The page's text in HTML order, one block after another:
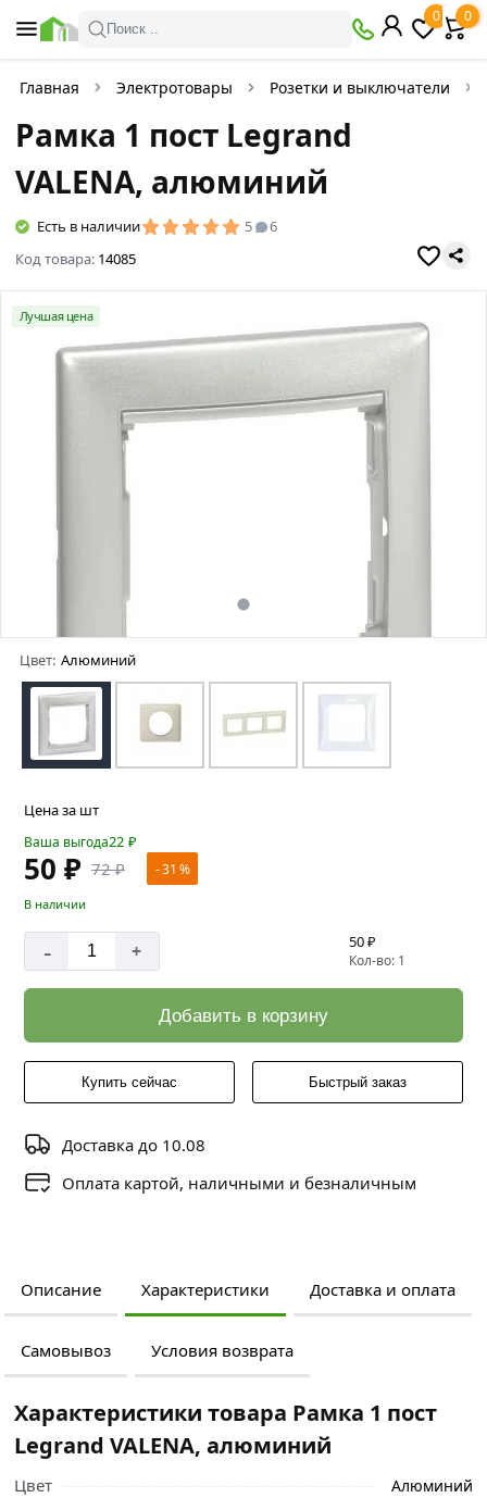
Поиск ..
0 0
Главная Электротовары Розетки и выключатели
Рамка 1 пост Legrand
VALENA, алюминий
Есть в наличии 5
6
Код товара: 14085
Лучшая цена
Цвет: Алюминий
Цена за шт
Ваша выгода22 ₽
50 ₽ 72 ₽ - 31 %
В наличии
- + 50 ₽
Кол-во: 1
Добавить в корзину
Купить сейчас Быстрый заказ
Доставка до 10.08
Оплата картой, наличными и безналичным
Описание Характеристики Доставка и оплата
Самовывоз Условия возврата
Характеристики товара Рамка 1 пост
Legrand VALENA, алюминий
Цвет Алюминий